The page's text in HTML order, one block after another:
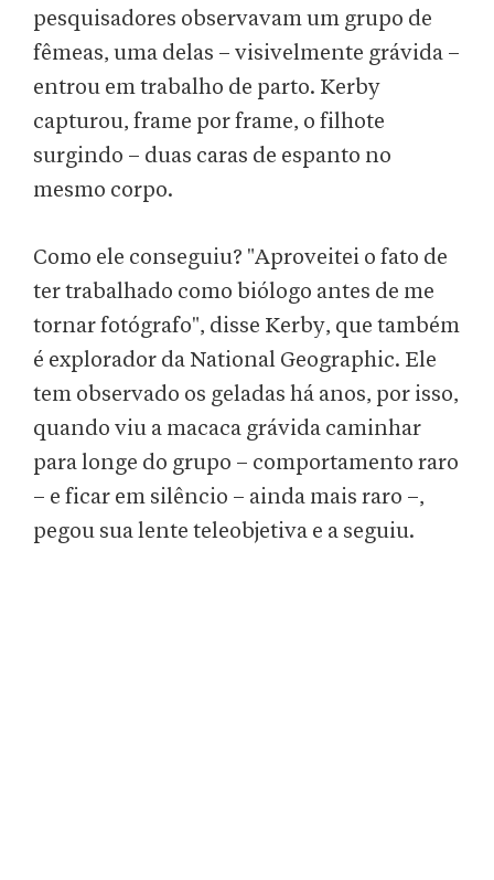
pesquisadores observavam um grupo de
fêmeas, uma delas – visivelmente grávida –
entrou em trabalho de parto. Kerby
capturou, frame por frame, o filhote
surgindo – duas caras de espanto no
mesmo corpo.
Como ele conseguiu? "Aproveitei o fato de
ter trabalhado como biólogo antes de me
tornar fotógrafo", disse Kerby, que também
é explorador da National Geographic. Ele
tem observado os geladas há anos, por isso,
quando viu a macaca grávida caminhar
para longe do grupo – comportamento raro
– e ficar em silêncio – ainda mais raro –,
pegou sua lente teleobjetiva e a seguiu.